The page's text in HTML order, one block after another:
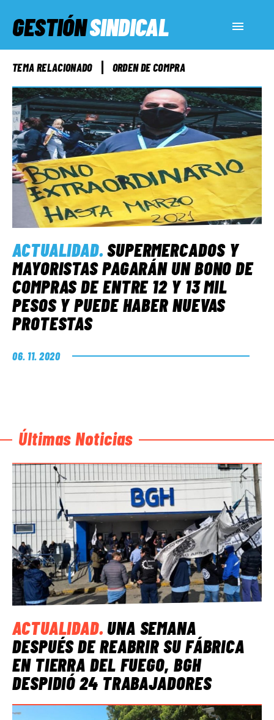
GESTIÓNSINDICAL
ACTUALIDAD
SERVICIOS SOCIALES
INFORMES ESPECIALES
FUERA DE MEGÁFONO
EL LADO «G»
TEMA RELACIONADO ORDEN DE COMPRA
ACTUALIDAD.SUPERMERCADOS Y
MAYORISTAS PAGARÁN UN BONO DE
COMPRAS DE ENTRE 12 Y 13 MIL
PESOS Y PUEDE HABER NUEVAS
PROTESTAS
06. 11. 2020
Últimas Noticias
ACTUALIDAD.UNA SEMANA
DESPUÉS DE REABRIR SU FÁBRICA
EN TIERRA DEL FUEGO, BGH
DESPIDIÓ 24 TRABAJADORES